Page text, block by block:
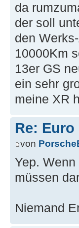
da
der soll
den
10000Km
13er GS
ein sehr
meine XR
Re:
von
Yep.
müssen
Niemand